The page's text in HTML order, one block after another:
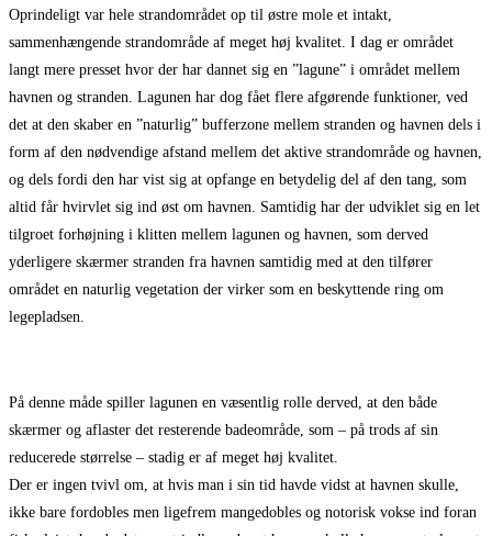
Oprindeligt var hele strandområdet op til østre mole et intakt,
sammenhængende strandområde af meget høj kvalitet. I dag er området
langt mere presset hvor der har dannet sig en ”lagune” i området mellem
havnen og stranden. Lagunen har dog fået flere afgørende funktioner, ved
det at den skaber en ”naturlig” bufferzone mellem stranden og havnen dels i
form af den nødvendige afstand mellem det aktive strandområde og havnen,
og dels fordi den har vist sig at opfange en betydelig del af den tang, som
altid får hvirvlet sig ind øst om havnen. Samtidig har der udviklet sig en let
tilgroet forhøjning i klitten mellem lagunen og havnen, som derved
yderligere skærmer stranden fra havnen samtidig med at den tilfører
området en naturlig vegetation der virker som en beskyttende ring om
legepladsen.
På denne måde spiller lagunen en væsentlig rolle derved, at den både
skærmer og aflaster det resterende badeområde, som – på trods af sin
reducerede størrelse – stadig er af meget høj kvalitet.
Der er ingen tvivl om, at hvis man i sin tid havde vidst at havnen skulle,
ikke bare fordobles men ligefrem mangedobles og notorisk vokse ind foran